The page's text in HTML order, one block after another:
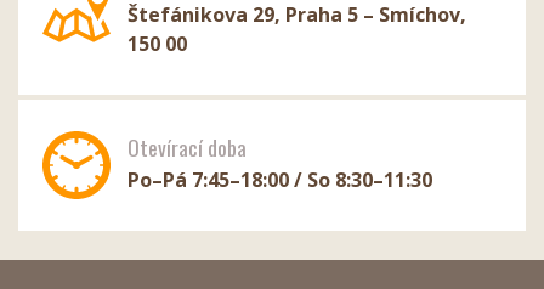
Štefánikova 29, Praha 5 – Smíchov,
150 00
Otevírací doba
Po–Pá 7:45–18:00 / So 8:30–11:30